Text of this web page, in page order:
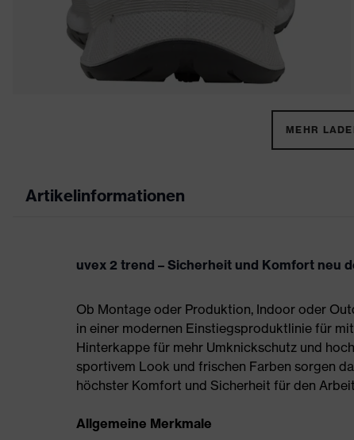
MEHR
Artikelinformationen
uvex 2 trend – Sicherheit und Komfort neu
Ob Montage oder Produktion, Indoor oder
in einer modernen Einstiegsproduktlinie für
Hinterkappe für mehr Umknickschutz und
sportivem Look und frischen Farben sorgen
höchster Komfort und Sicherheit für den
Allgemeine Merkmale